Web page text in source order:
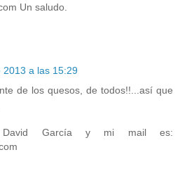
Un saludo.
2013 a las 15:29
de los quesos, de todos!!...así que
García y mi mail es: